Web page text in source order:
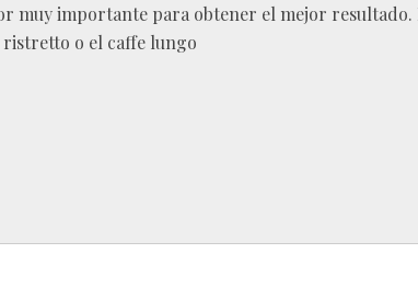
muy importante para obtener el mejor resultado.
ristretto o el caffe lungo